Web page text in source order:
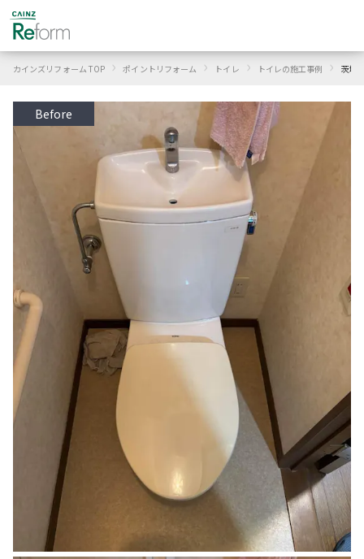
カインズリフォーム TOP › ポイントリフォーム › トイレ › トイレの施工事例 › 茨城
Before